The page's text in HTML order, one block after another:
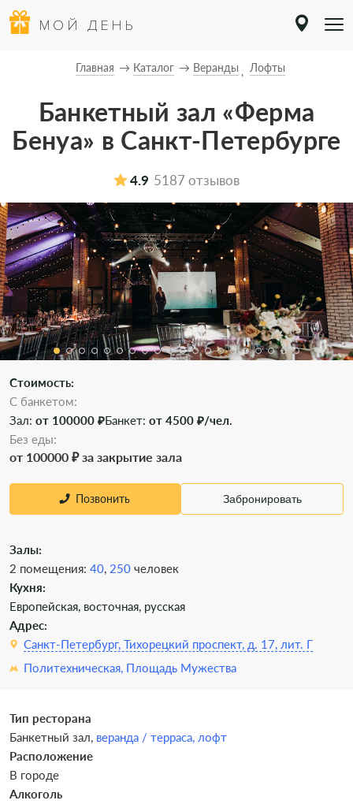
МОЙ ДЕНЬ
Главная Каталог Веранды Лофты
Банкетный зал «Ферма
Бенуа» в Санкт-Петербурге
4.9 5187 отзывов
Стоимость:
С банкетом:
Зал: от 100000 ₽Банкет: от 4500 ₽/чел.
Без еды:
от 100000 ₽ за закрытие зала
Позвонить Забронировать
Залы:
2 помещения: 40, 250 человек
Кухня:
Европейская, восточная, русская
Адрес:
Санкт-Петербург, Тихорецкий проспект, д. 17, лит. Г
Политехническая, Площадь Мужества
Тип ресторана
Банкетный зал, веранда / терраса, лофт
Расположение
В городе
Алкоголь